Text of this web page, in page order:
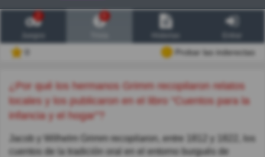
2
Probar las inderectas
¿Por qué los hermanos Grimm recopilaron relatos
locales y los publicaron en el libro “Cuentos para la
infancia y el hogar”?
Jacob y Wilhelm Grimm recopilaron, entre 1812 y 1822, los
cuentos de la tradición oral en el entorno burgués de